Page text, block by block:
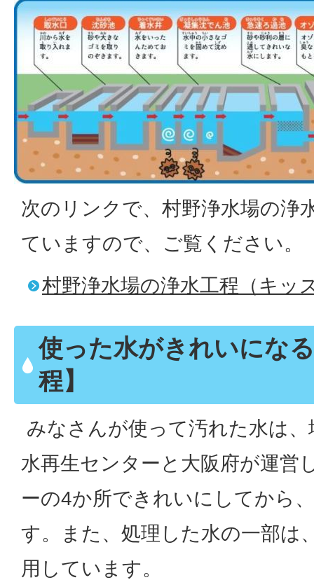
次のリンクで、村野浄水場の浄
ていますので、ご覧ください。
村野浄水場の浄水工程（キッ
使った水がきれいにな
程】
みなさんが使って汚れた水は
水再生センターと大阪府が運営
ーの4か所できれいにしてから
す。また、処理した水の一部は
用しています。